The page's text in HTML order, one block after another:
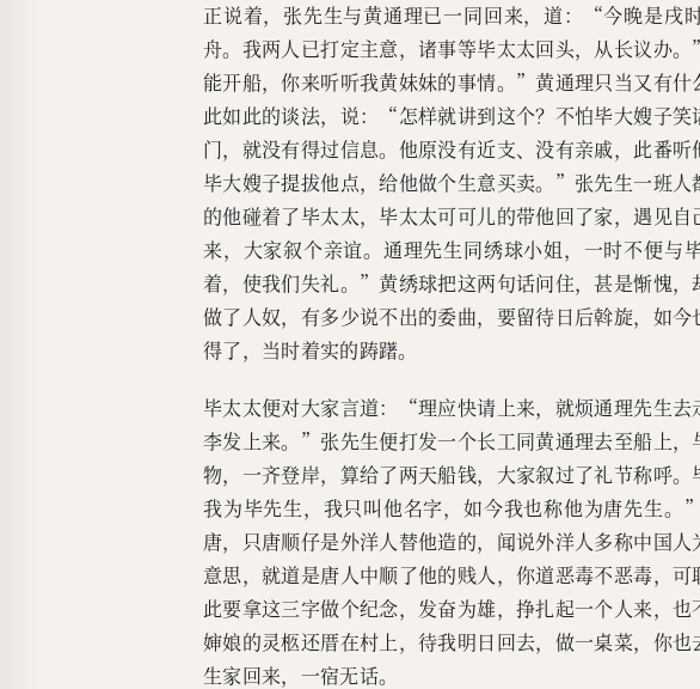
正说着，张先生与黄通理已一同回来，道：“今晚是戌
舟。我两人已打定主意，诸事等毕太太回头，从长议办
能开船，你来听听我黄妹妹的事情。”黄通理只当又有
此如此的谈法，说：“怎样就讲到这个？不怕毕大嫂子
门，就没有得过信息。他原没有近支、没有亲戚，此番
毕大嫂子提拔他点，给他做个生意买卖。”张先生一班
的他碰着了毕太太，毕太太可可儿的带他回了家，遇见
来，大家叙个亲谊。通理先生同绣球小姐，一时不便与
着，使我们失礼。”黄绣球把这两句话问住，甚是惭愧，
做了人奴，有多少说不出的委曲，要留待日后斡旋，如
得了，当时着实的踌躇。
毕太太便对大家言道：“理应快请上来，就烦通理先生
李发上来。”张先生便打发一个长工同黄通理去至船上
物，一齐登岸，算给了两天船钱，大家叙过了礼节称呼
我为毕先生，我只叫他名字，如今我也称他为唐先生
唐，只唐顺仔是外洋人替他造的，闻说外洋人多称中国
意思，就道是唐人中顺了他的贱人，你道恶毒不恶毒，
此要拿这三字做个纪念，发奋为雄，挣扎起一个人来，也
婶娘的灵柩还厝在村上，待我明日回去，做一桌菜，你
生家回来，一宿无话。